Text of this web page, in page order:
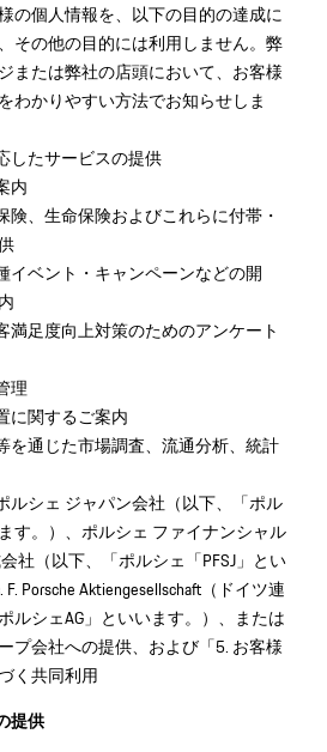
の個人情報を、以下の目的の達成に
その他の目的には利用しません。弊
または弊社の店頭において、お客様
わかりやすい方法でお知らせしま
したサービスの提供
内
険、生命保険およびこれらに付帯・
イベント・キャンペーンなどの開
満足度向上対策のためのアンケート
理
に関するご案内
を通じた市場調査、流通分析、統計
ルシェ ジャパン会社（以下、「ポル
す。）、ポルシェ ファイナンシャル
社（以下、「ポルシェ「PFSJ」とい
Porsche Aktiengesellschaft（ドイツ連
ルシェAG」といいます。）、または
プ会社への提供、および「5. お客様
く共同利用
提供